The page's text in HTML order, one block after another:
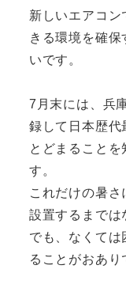
新しいエアコ
きる環境を確
いです。
7月末には、兵
録して日本歴代
とどまることを
す。
これだけの暑
設置するまでは
でも、なくて
ることがおあり